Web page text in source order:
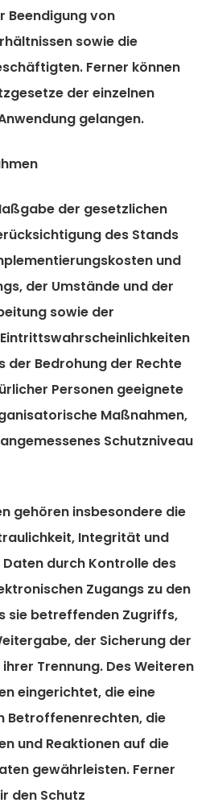
Beendigung von
sowie die
Ferner können
der einzelnen
gelangen.
der gesetzlichen
des Stands
und
der Umstände und der
sowie der
der Bedrohung der Rechte
Personen geeignete
Maßnahmen,
Schutzniveau
gehören insbesondere die
Integrität und
durch Kontrolle des
Zugangs zu den
sie betreffenden Zugriffs,
der Sicherung der
Trennung. Des Weiteren
eingerichtet, die eine
Betroffenenrechten, die
und Reaktionen auf die
gewährleisten. Ferner
den Schutz